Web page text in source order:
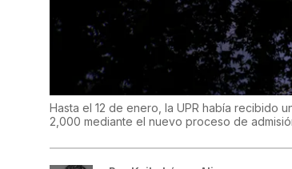
Hasta el 12 de enero, la UPR había recibido
2,000 mediante el nuevo proceso de